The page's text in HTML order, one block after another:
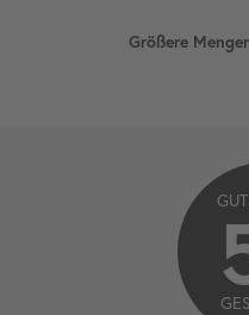
Größere